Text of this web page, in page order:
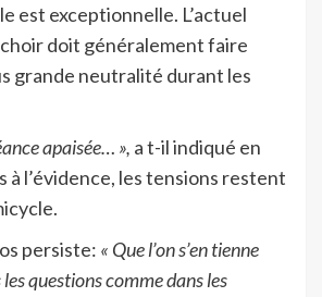
est exceptionnelle. L’actuel
doit généralement faire
grande neutralité durant les
apaisée… », a t-il indiqué en
à l’évidence, les tensions restent
persiste: « Que l’on s’en tienne
questions comme dans les